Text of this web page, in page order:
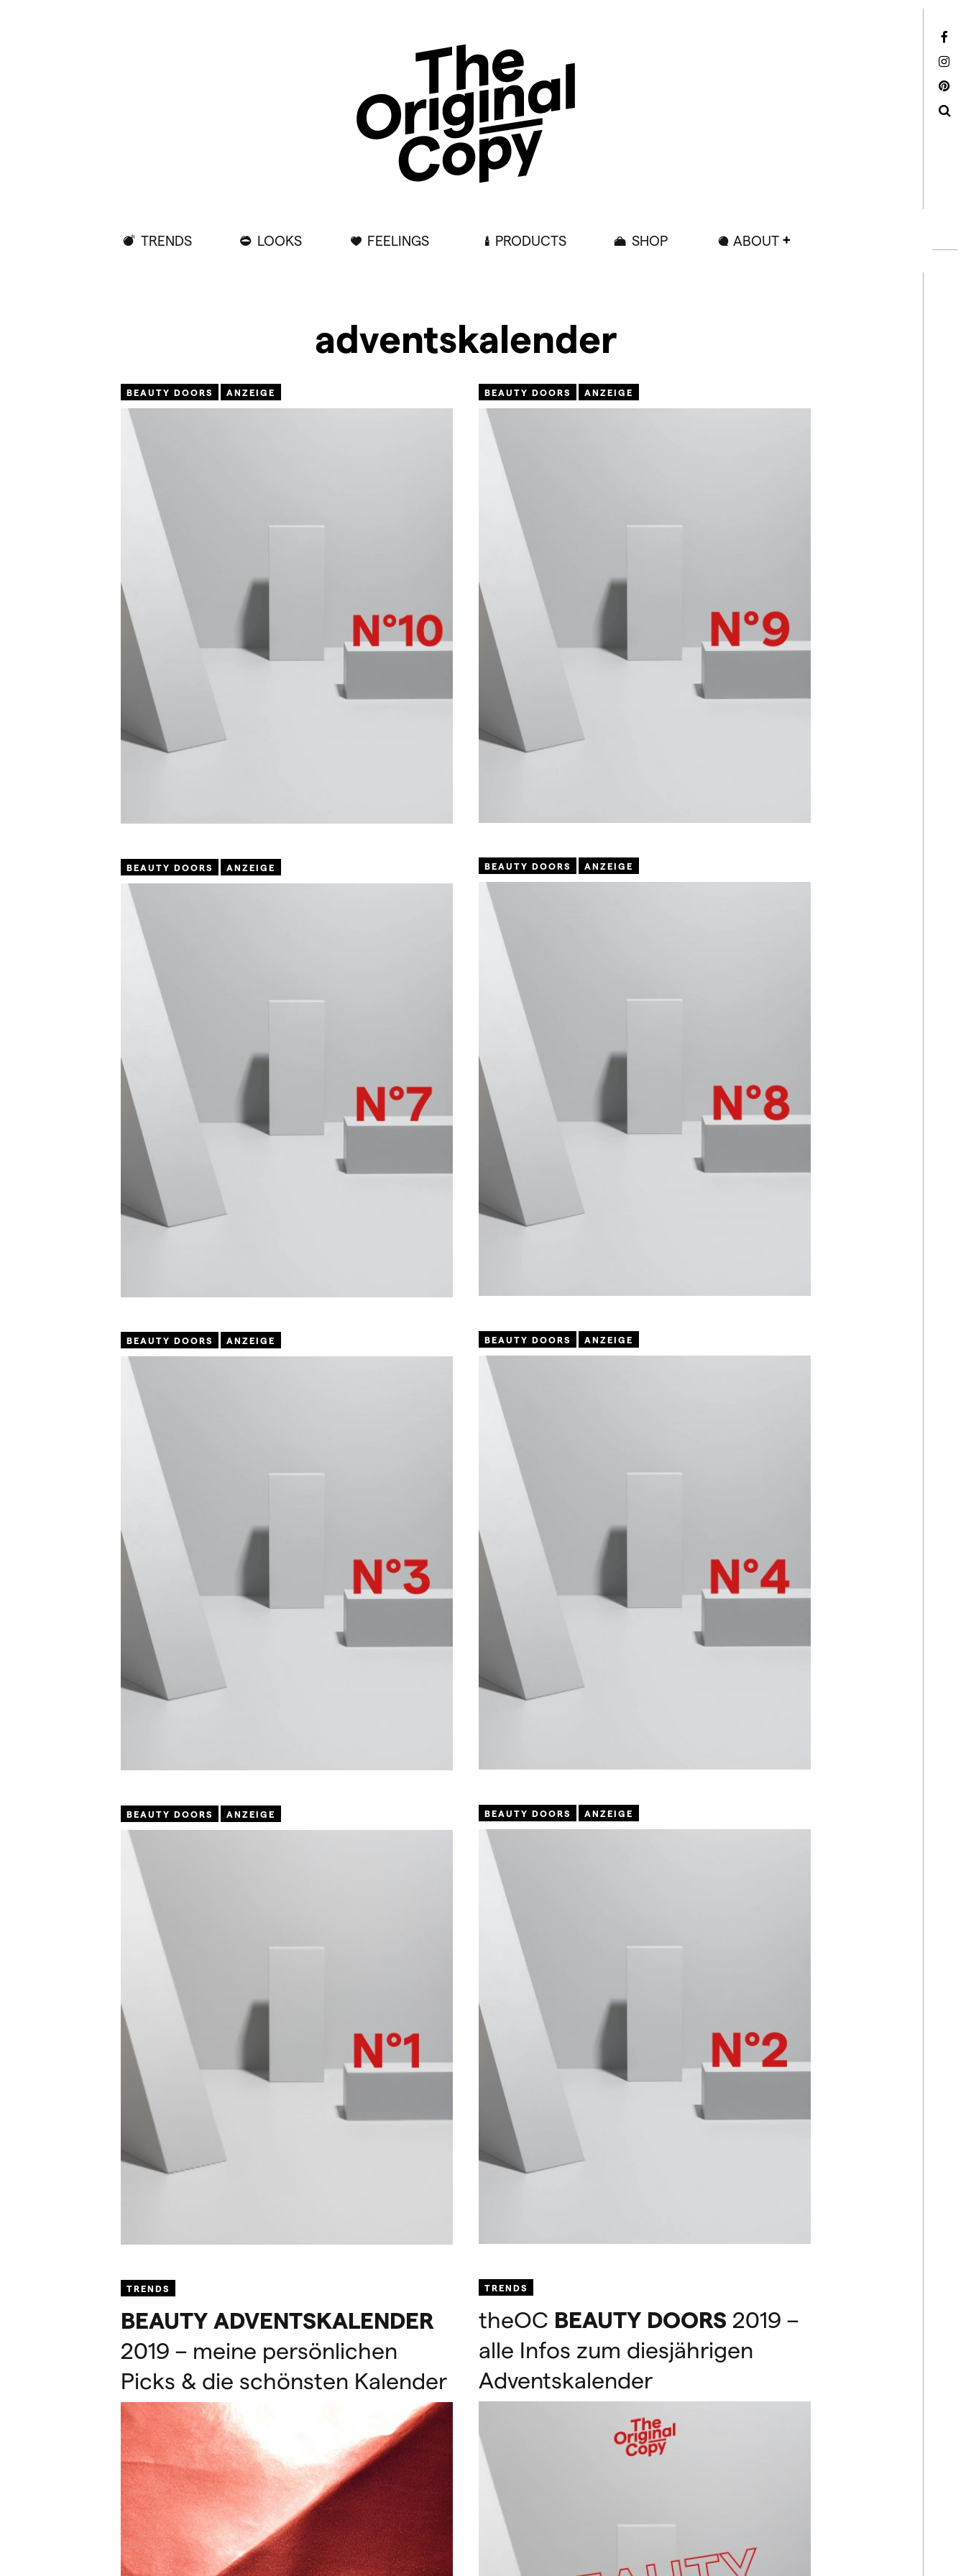
TRENDS LOOKS FEELINGS PRODUCTS SHOP ABOUT
adventskalender
BEAUTY DOORS ANZEIGE BEAUTY DOORS ANZEIGE
BEAUTY DOORS ANZEIGE
BEAUTY DOORS ANZEIGE
BEAUTY DOORS ANZEIGE
BEAUTY DOORS ANZEIGE
BEAUTY DOORS ANZEIGE
BEAUTY DOORS ANZEIGE
TRENDS
theOC BEAUTY DOORS 2019 –
alle Infos zum diesjährigen
Adventskalender
TRENDS
BEAUTY ADVENTSKALENDER
2019 – meine persönlichen
Picks & die schönsten Kalender